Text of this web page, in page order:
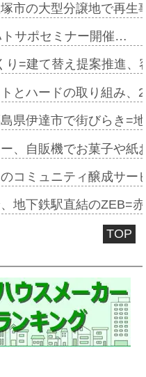
市の大型分譲地で再
サポセミナー開催…
り=建て替え提案推進
とハードの取り組み
県伊達市で街びらき=
、自販機でお菓子や
のコミュニティ醸成サ
地下鉄駅直結のZEB=
TOP